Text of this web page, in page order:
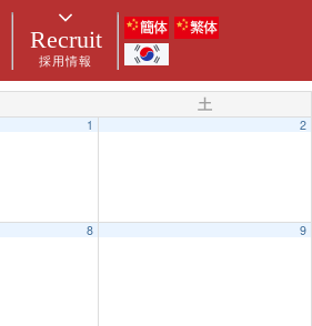
Recruit
採用情報
土
1 2
8 9